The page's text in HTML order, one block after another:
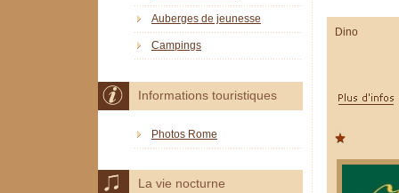
Dino
Auberges de jeunesse
Campings
Informations touristiques
Photos Rome
La vie nocturne